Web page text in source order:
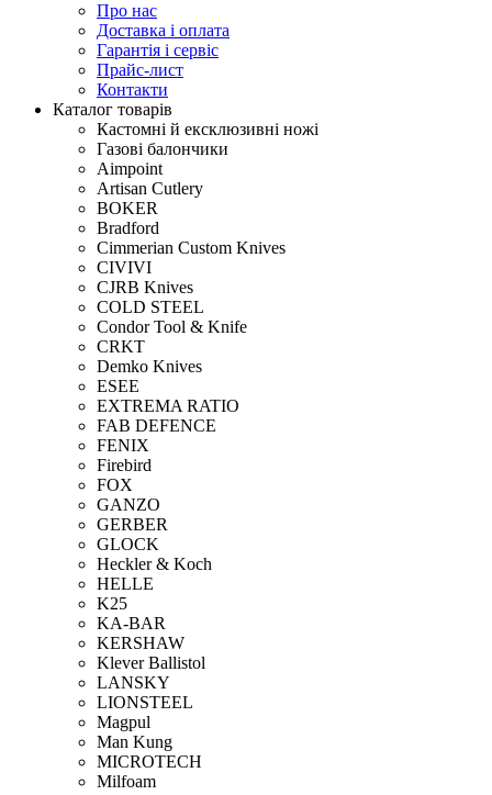
Про нас
Доставка і оплата
Гарантія і сервіс
Прайс-лист
Контакти
Каталог товарів
Кастомні й ексклюзивні ножі
Газові балончики
Aimpoint
Artisan Cutlery
BOKER
Bradford
Cimmerian Custom Knives
CIVIVI
CJRB Knives
COLD STEEL
Condor Tool & Knife
CRKT
Demko Knives
ESEE
EXTREMA RATIO
FAB DEFENCE
FENIX
Firebird
FOX
GANZO
GERBER
GLOCK
Heckler & Koch
HELLE
K25
KA-BAR
KERSHAW
Klever Ballistol
LANSKY
LIONSTEEL
Magpul
Man Kung
MICROTECH
Milfoam